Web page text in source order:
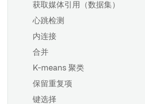
概览
创建分支
提出更改
批准更改
分支保护
回退分支
获取媒体引用（数据集）
心跳检测
内连接
合并
K-means 聚类
保留重复项
键选择